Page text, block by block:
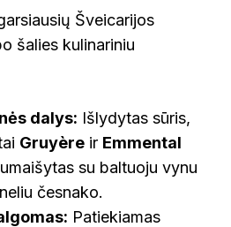
Šveicarijos
šalies kulinariniu
dalys: Išlydytas sūris,
Gruyère ir Emmental
su baltuoju vynu
česnako.
Patiekiamas